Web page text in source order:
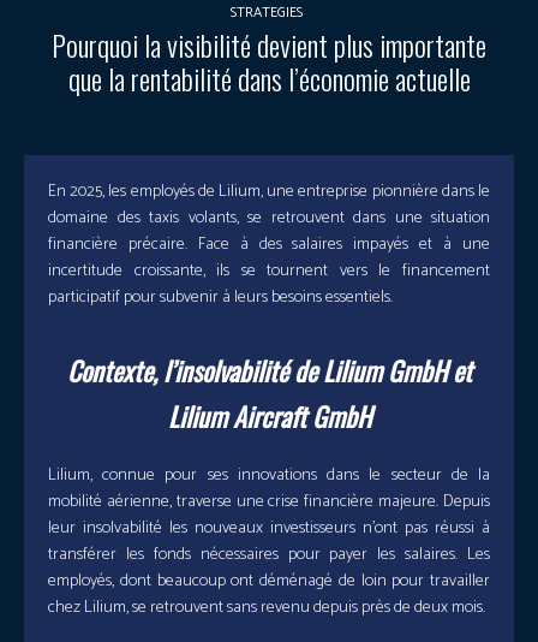
STRATEGIES
Pourquoi la visibilité devient plus importante
que la rentabilité dans l’économie actuelle
En 2025, les employés de Lilium, une entreprise pionnière dans le
domaine des taxis volants, se retrouvent dans une situation
financière précaire. Face à des salaires impayés et à une
incertitude croissante, ils se tournent vers le financement
participatif pour subvenir à leurs besoins essentiels.
Contexte, l’insolvabilité de Lilium GmbH et
Lilium Aircraft GmbH
Lilium, connue pour ses innovations dans le secteur de la
mobilité aérienne, traverse une crise financière majeure. Depuis
leur insolvabilité les nouveaux investisseurs n’ont pas réussi à
transférer les fonds nécessaires pour payer les salaires. Les
employés, dont beaucoup ont déménagé de loin pour travailler
chez Lilium, se retrouvent sans revenu depuis près de deux mois.